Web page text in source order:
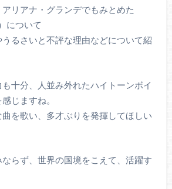
リアナ・グランデでもみとめた
について
るさいと不評な理由などについて紹
十分、人並み外れたハイトーンボイ
じますね。
を歌い、多才ぶりを発揮してほしい
らず、世界の国境をこえて、活躍す